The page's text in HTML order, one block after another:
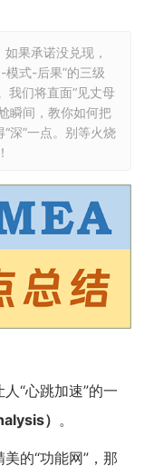
果承诺没兑现，
模式-后果”的三级
我们将直面“见丈母
瞬间，教你如何把
“深”一点。别等火烧
人“心跳加速”的一
） 。
的“功能网”，那